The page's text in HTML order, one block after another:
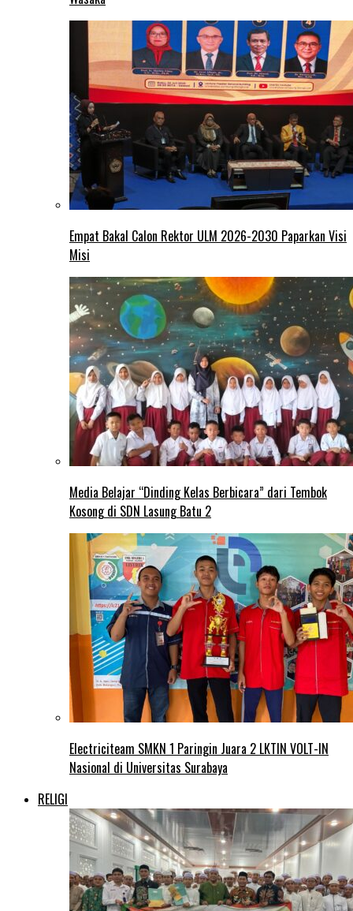
Empat Bakal Calon Rektor ULM 2026-2030 Paparkan Visi
Misi
Media Belajar “Dinding Kelas Berbicara” dari Tembok
Kosong di SDN Lasung Batu 2
Electriciteam SMKN 1 Paringin Juara 2 LKTIN VOLT-IN
Nasional di Universitas Surabaya
RELIGI